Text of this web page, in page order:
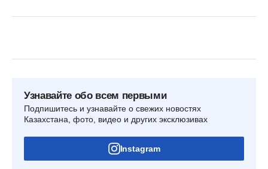
Узнавайте обо всем первыми
Подпишитесь и узнавайте о свежих новостях
Казахстана, фото, видео и других эксклюзивах
Instagram